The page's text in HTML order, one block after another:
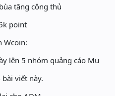
tăng công thủ
point
Wcoin:
lên 5 nhóm quảng cáo Mu
bài viết này.